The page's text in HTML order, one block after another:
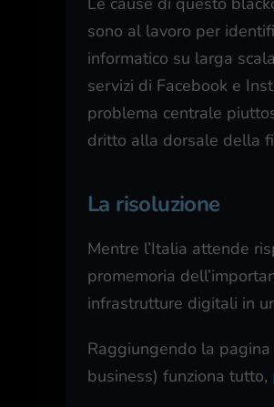
sono al lavoro per
informatico su larga
servizi di Facebook e
problema centrale
dritto alla dorsale della
La risoluzione
Mentre l’Italia attende
promemoria
infrastrutture digitali in
Raggiungendo la
business) funziona tutto,